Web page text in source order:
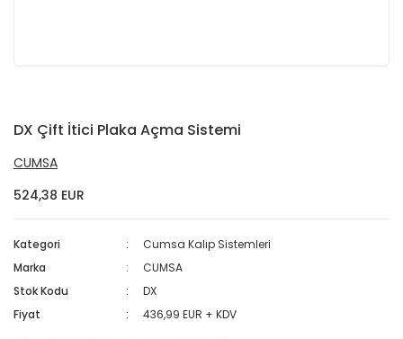
DX Çift İtici Plaka Açma Sistemi
CUMSA
524,38 EUR
Kategori
Cumsa Kalıp Sistemleri
Marka
CUMSA
Stok Kodu
DX
Fiyat
436,99 EUR + KDV